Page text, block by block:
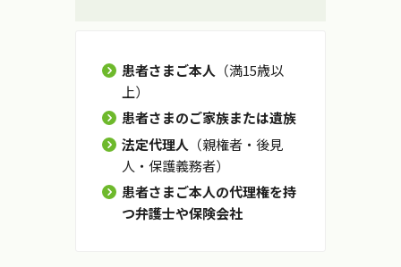
患者さまご本人 （満15歳以
上）
患者さまのご家族または遺族
法定代理人 （親権者・後見
人・保護義務者）
患者さまご本人の代理権を持
つ弁護士や保険会社